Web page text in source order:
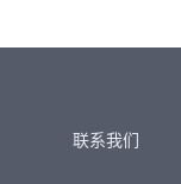
联系我们